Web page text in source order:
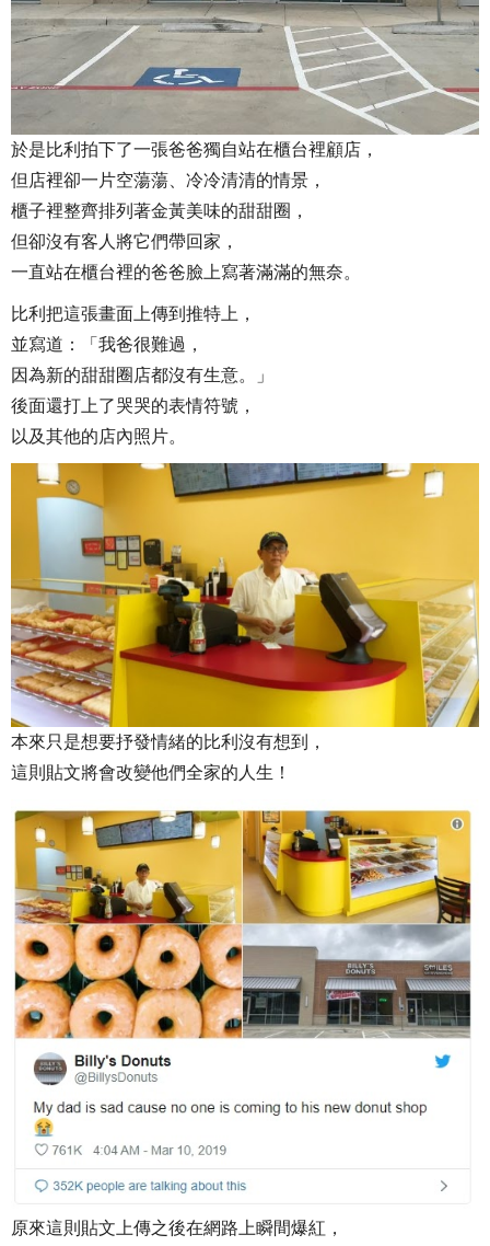
於是比利拍下了一張爸爸獨自站在櫃台裡顧店，
但店裡卻一片空蕩蕩、冷冷清清的情景，
櫃子裡整齊排列著金黃美味的甜甜圈，
但卻沒有客人將它們帶回家，
一直站在櫃台裡的爸爸臉上寫著滿滿的無奈。
比利把這張畫面上傳到推特上，
並寫道：「我爸很難過，
因為新的甜甜圈店都沒有生意。」
後面還打上了哭哭的表情符號，
以及其他的店內照片。
本來只是想要抒發情緒的比利沒有想到，
這則貼文將會改變他們全家的人生！
原來這則貼文上傳之後在網路上瞬間爆紅，